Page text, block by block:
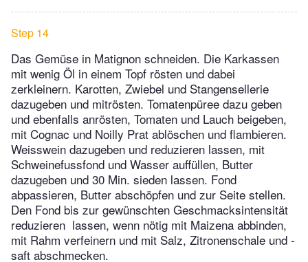
Step 14
Das Gemüse in Matignon schneiden. Die Karkassen
mit wenig Öl in einem Topf rösten und dabei
zerkleinern. Karotten, Zwiebel und Stangensellerie
dazugeben und mitrösten. Tomatenpüree dazu geben
und ebenfalls anrösten, Tomaten und Lauch beigeben,
mit Cognac und Noilly Prat ablöschen und flambieren.
Weisswein dazugeben und reduzieren lassen, mit
Schweinefussfond und Wasser auffüllen, Butter
dazugeben und 30 Min. sieden lassen. Fond
abpassieren, Butter abschöpfen und zur Seite stellen.
Den Fond bis zur gewünschten Geschmacksintensität
reduzieren lassen, wenn nötig mit Maizena abbinden,
mit Rahm verfeinern und mit Salz, Zitronenschale und -
saft abschmecken.